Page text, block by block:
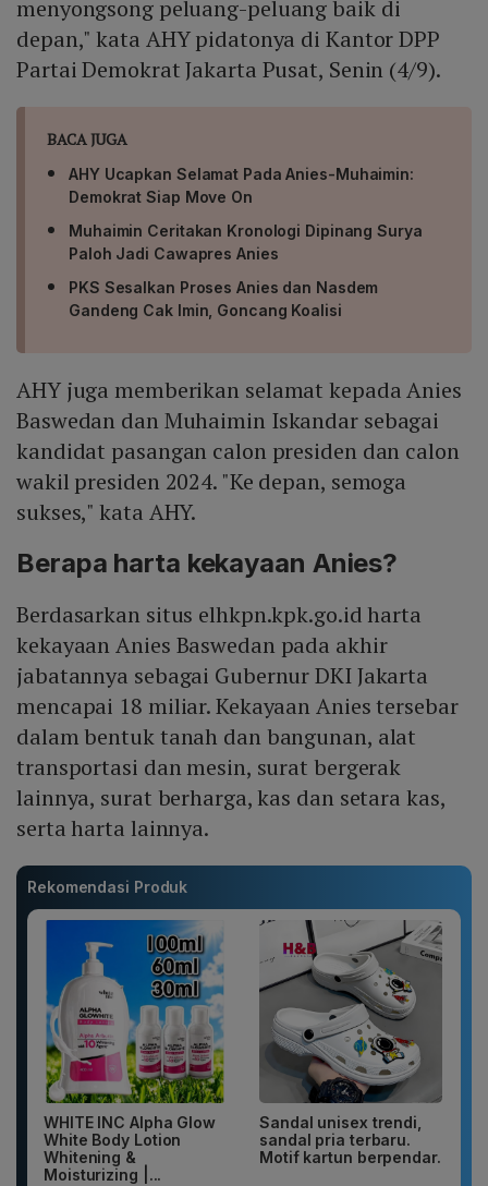
menyongsong peluang-peluang baik di
depan," kata AHY pidatonya di Kantor DPP
Partai Demokrat Jakarta Pusat, Senin (4/9).
BACA JUGA
AHY Ucapkan Selamat Pada Anies-Muhaimin:
Demokrat Siap Move On
Muhaimin Ceritakan Kronologi Dipinang Surya
Paloh Jadi Cawapres Anies
PKS Sesalkan Proses Anies dan Nasdem
Gandeng Cak Imin, Goncang Koalisi
AHY juga memberikan selamat kepada Anies
Baswedan dan Muhaimin Iskandar sebagai
kandidat pasangan calon presiden dan calon
wakil presiden 2024. "Ke depan, semoga
sukses," kata AHY.
Berapa harta kekayaan Anies?
Berdasarkan situs elhkpn.kpk.go.id harta
kekayaan Anies Baswedan pada akhir
jabatannya sebagai Gubernur DKI Jakarta
mencapai 18 miliar. Kekayaan Anies tersebar
dalam bentuk tanah dan bangunan, alat
transportasi dan mesin, surat bergerak
lainnya, surat berharga, kas dan setara kas,
serta harta lainnya.
Rekomendasi Produk
WHITE INC Alpha Glow
White Body Lotion
Whitening &
Moisturizing |...
Sandal unisex trendi,
sandal pria terbaru.
Motif kartun berpendar.